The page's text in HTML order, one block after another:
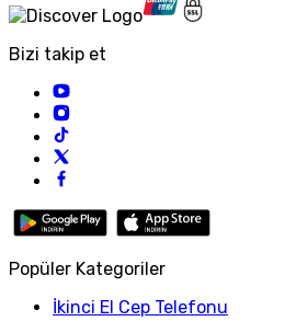
Bizi takip et
Popüler Kategoriler
İkinci El Cep Telefonu